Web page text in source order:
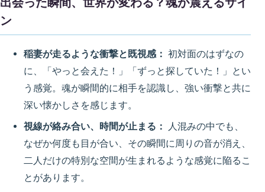
ン
稲妻が走るような衝撃と既視感： 初対面のはずなの
に、「やっと会えた！」「ずっと探していた！」とい
う感覚。魂が瞬間的に相手を認識し、強い衝撃と共に
深い懐かしさを感じます。
視線が絡み合い、時間が止まる：
人混みの中でも、
なぜか何度も目が合い、その瞬間に周りの音が消え、
二人だけの特別な空間が生まれるような感覚に陥るこ
とがあります。